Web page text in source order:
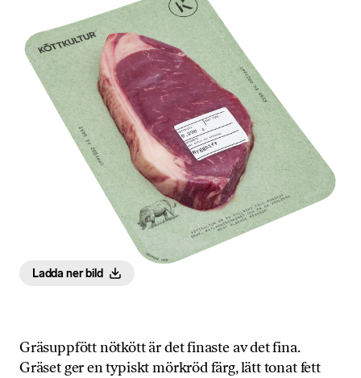
Ladda ner bild
Gräsuppfött nötkött är det finaste av det fina.
Gräset ger en typiskt mörkröd färg, lätt tonat fett